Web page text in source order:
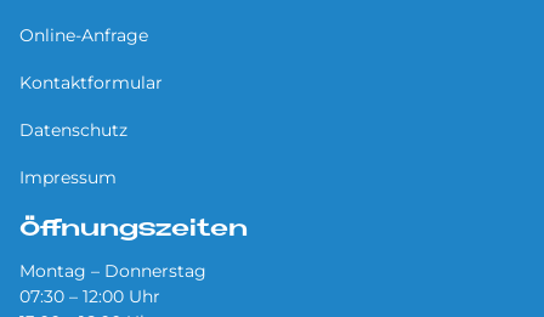
Online-Anfrage
Kontaktformular
Datenschutz
Impressum
Öffnungszeiten
Montag – Donnerstag
07:30 – 12:00 Uhr